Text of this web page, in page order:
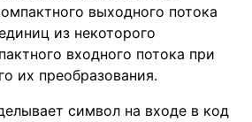
выходного потока
из некоторого
входного потока при
их преобразования.
символ на входе в код